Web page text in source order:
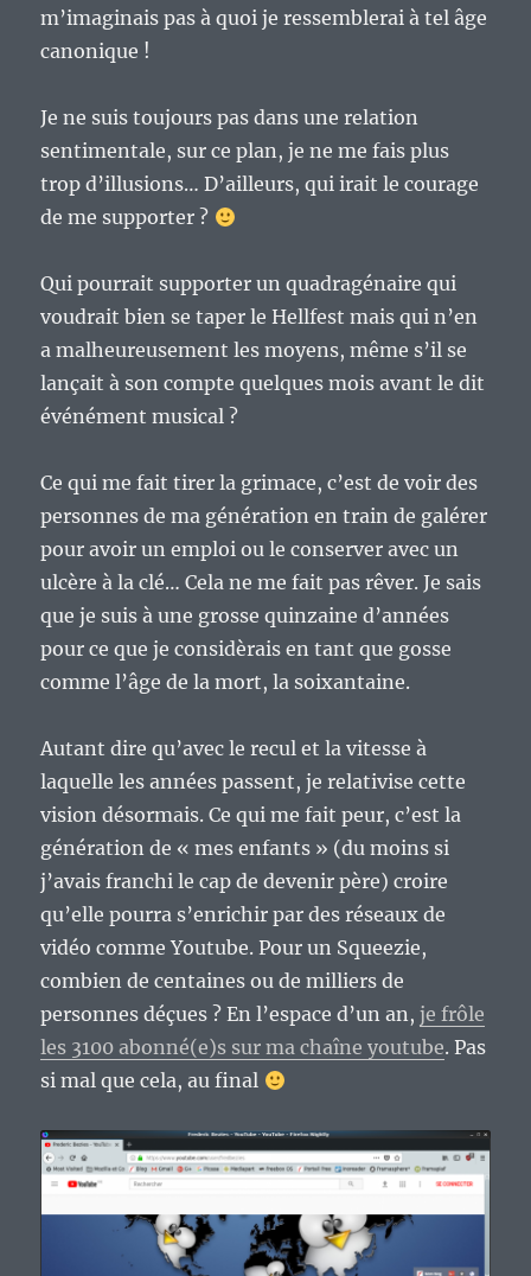
m’imaginais pas à quoi je ressemblerai à tel âge
canonique !
Je ne suis toujours pas dans une relation
sentimentale, sur ce plan, je ne me fais plus
trop d’illusions… D’ailleurs, qui irait le courage
de me supporter ?
Qui pourrait supporter un quadragénaire qui
voudrait bien se taper le Hellfest mais qui n’en
a malheureusement les moyens, même s’il se
lançait à son compte quelques mois avant le dit
événément musical ?
Ce qui me fait tirer la grimace, c’est de voir des
personnes de ma génération en train de galérer
pour avoir un emploi ou le conserver avec un
ulcère à la clé… Cela ne me fait pas rêver. Je sais
que je suis à une grosse quinzaine d’années
pour ce que je considèrais en tant que gosse
comme l’âge de la mort, la soixantaine.
Autant dire qu’avec le recul et la vitesse à
laquelle les années passent, je relativise cette
vision désormais. Ce qui me fait peur, c’est la
génération de « mes enfants » (du moins si
j’avais franchi le cap de devenir père) croire
qu’elle pourra s’enrichir par des réseaux de
vidéo comme Youtube. Pour un Squeezie,
combien de centaines ou de milliers de
personnes déçues ? En l’espace d’un an,je frôle
les 3100 abonné(e)s sur ma chaîne youtube. Pas
si mal que cela, au final